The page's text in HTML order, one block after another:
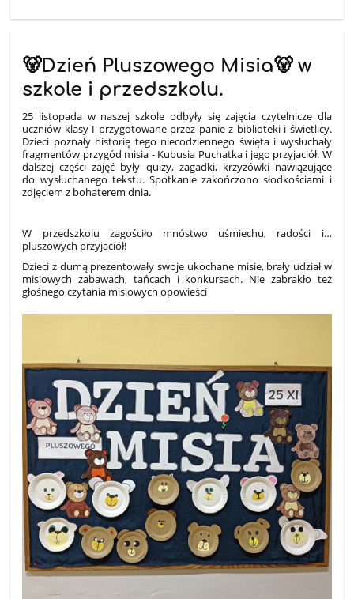
🐻Dzień Pluszowego Misia🐻 w
szkole i przedszkolu.
25 listopada w naszej szkole odbyły się zajęcia czytelnicze dla
uczniów klasy I przygotowane przez panie z biblioteki i świetlicy.
Dzieci poznały historię tego niecodziennego święta i wysłuchały
fragmentów przygód misia - Kubusia Puchatka i jego przyjaciół. W
dalszej części zajęć były quizy, zagadki, krzyżówki nawiązujące
do wysłuchanego tekstu. Spotkanie zakończono słodkościami i
zdjęciem z bohaterem dnia.
W przedszkolu zagościło mnóstwo uśmiechu, radości i…
pluszowych przyjaciół!
Dzieci z dumą prezentowały swoje ukochane misie, brały udział w
misiowych zabawach, tańcach i konkursach. Nie zabrakło też
głośnego czytania misiowych opowieści